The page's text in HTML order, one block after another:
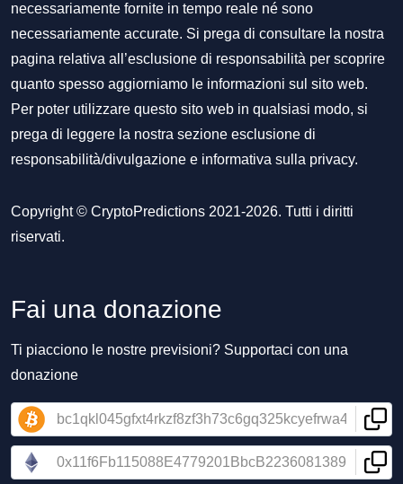
necessariamente fornite in tempo reale né sono
necessariamente accurate. Si prega di consultare la nostra
pagina relativa all’esclusione di responsabilità per scoprire
quanto spesso aggiorniamo le informazioni sul sito web.
Per poter utilizzare questo sito web in qualsiasi modo, si
prega di leggere la nostra sezione esclusione di
responsabilità/divulgazione e informativa sulla privacy.
Copyright © CryptoPredictions 2021-2026. Tutti i diritti
riservati.
Fai una donazione
Ti piacciono le nostre previsioni? Supportaci con una
donazione